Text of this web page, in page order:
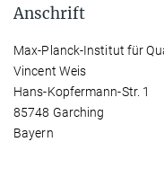
Anschrift
Max-Planck-Institut für
Vincent Weis
Hans-Kopfermann-Str. 1
85748 Garching
Bayern